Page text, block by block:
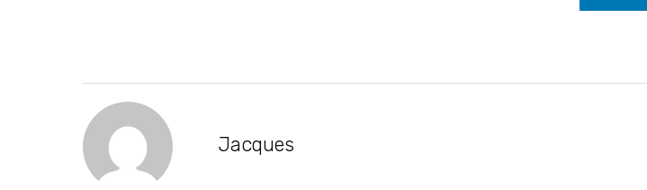
Jacques